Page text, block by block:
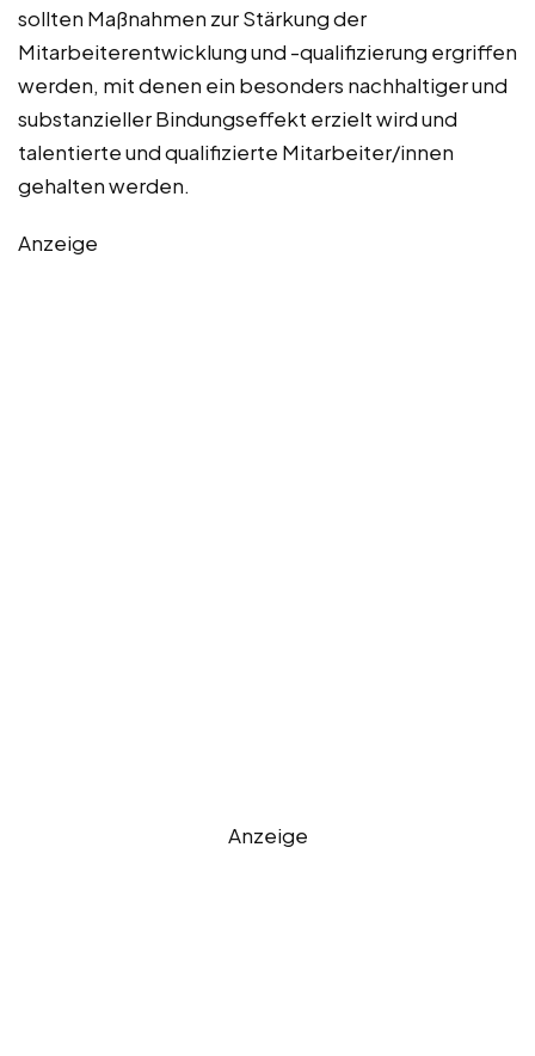
sollten Maßnahmen zur Stärkung der
Mitarbeiterentwicklung und -qualifizierung ergriffen
werden, mit denen ein besonders nachhaltiger und
substanzieller Bindungseffekt erzielt wird und
talentierte und qualifizierte Mitarbeiter/innen
gehalten werden.
Anzeige
Anzeige